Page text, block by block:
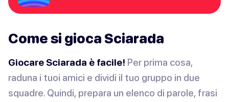
Come si gioca Sciarada
Giocare Sciarada è facile! Per prima cosa,
raduna i tuoi amici e dividi il tuo gruppo in due
squadre. Quindi, prepara un elenco di parole, frasi